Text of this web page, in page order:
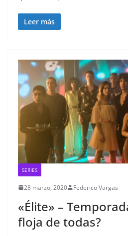
Leer más
SERIES
28 marzo, 2020 Federico Vargas
«Élite» –
floja de todas?